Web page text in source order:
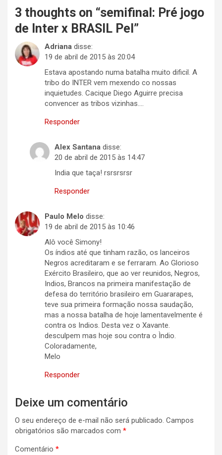
3 thoughts on “semifinal: Pré jogo
de Inter x BRASIL Pel ”
Adriana disse:
19 de abril de 2015 às 20:04
Estava apostando numa batalha muito dificil. A
tribo do INTER vem mexendo co nossas
inquietudes. Cacique Diego Aguirre precisa
convencer as tribos vizinhas….
Responder
Alex Santana disse:
20 de abril de 2015 às 14:47
India que taça! rsrsrsrsr
Responder
Paulo Melo disse:
19 de abril de 2015 às 10:46
Alô você Simony!
Os índios até que tinham razão, os lanceiros
Negros acreditaram e se ferraram. Ao Glorioso
Exército Brasileiro, que ao ver reunidos, Negros,
Indios, Brancos na primeira manifestação de
defesa do território brasileiro em Guararapes,
teve sua primeira formação nossa saudação,
mas a nossa batalha de hoje lamentavelmente é
contra os Indios. Desta vez o Xavante.
desculpem mas hoje sou contra o Ìndio.
Coloradamente,
Melo
Responder
Deixe um comentário
O seu endereço de e-mail não será publicado. Campos
obrigatórios são marcados com *
Comentário *